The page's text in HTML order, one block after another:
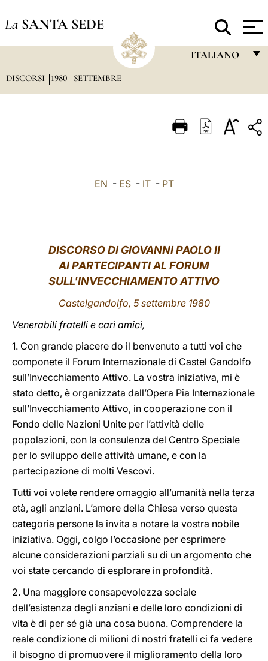
La SANTA SEDE
ITALIANO
ITALIANO
中文
LATINE
DISCORSI 1980 SETTEMBRE
EN - ES- IT- PT
DISCORSO DI GIOVANNI PAOLO II
AI PARTECIPANTI AL FORUM
SULL'INVECCHIAMENTO ATTIVO
Castelgandolfo, 5 settembre 1980
Venerabili fratelli e cari amici,
1. Con grande piacere do il benvenuto a tutti voi che
componete il Forum Internazionale di Castel Gandolfo
sull’Invecchiamento Attivo. La vostra iniziativa, mi è
stato detto, è organizzata dall’Opera Pia Internazionale
sull’Invecchiamento Attivo, in cooperazione con il
Fondo delle Nazioni Unite per l’attività delle
popolazioni, con la consulenza del Centro Speciale
per lo sviluppo delle attività umane, e con la
partecipazione di molti Vescovi.
Tutti voi volete rendere omaggio all’umanità nella terza
età, agli anziani. L’amore della Chiesa verso questa
categoria persone la invita a notare la vostra nobile
iniziativa. Oggi, colgo l’occasione per esprimere
alcune considerazioni parziali su di un argomento che
voi state cercando di esplorare in profondità.
2. Una maggiore consapevolezza sociale
dell’esistenza degli anziani e delle loro condizioni di
vita è di per sé già una cosa buona. Comprendere la
reale condizione di milioni di nostri fratelli ci fa vedere
il bisogno di promuovere il miglioramento della loro